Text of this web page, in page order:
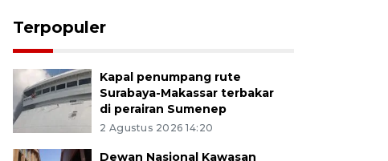
Terpopuler
Kapal penumpang rute
Surabaya-Makassar terbakar
di perairan Sumenep
2 Agustus 2026 14:20
Dewan Nasional Kawasan